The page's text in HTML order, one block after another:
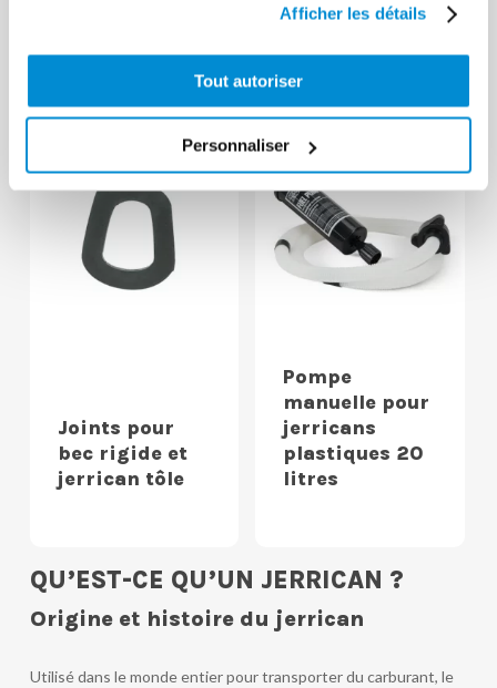
Afficher les détails
Tout autoriser
Personnaliser
pour jerrican
Joints pour
bec rigide et
jerrican tôle
Pompe
manuelle pour
jerricans
plastiques 20
litres
QU’EST-CE QU’UN JERRICAN ?
Origine et histoire du jerrican
Utilisé dans le monde entier pour transporter du carburant, le